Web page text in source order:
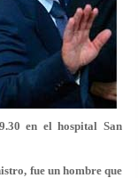
en el hospital San
fue un hombre que